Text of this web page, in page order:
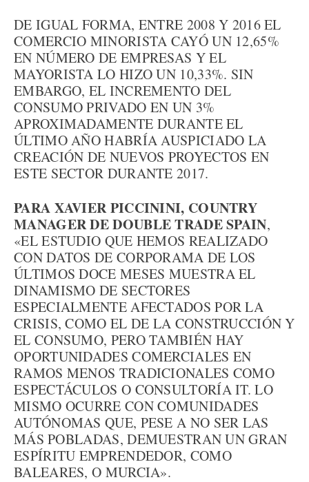
DE IGUAL FORMA, ENTRE 2008 Y 2016 EL
COMERCIO MINORISTA CAYÓ UN 12,65%
EN NÚMERO DE EMPRESAS Y EL
MAYORISTA LO HIZO UN 10,33%. SIN
EMBARGO, EL INCREMENTO DEL
CONSUMO PRIVADO EN UN 3%
APROXIMADAMENTE DURANTE EL
ÚLTIMO AÑO HABRÍA AUSPICIADO LA
CREACIÓN DE NUEVOS PROYECTOS EN
ESTE SECTOR DURANTE 2017.
PARA XAVIER PICCININI, COUNTRY
MANAGER DE DOUBLE TRADE SPAIN,
«EL ESTUDIO QUE HEMOS REALIZADO
CON DATOS DE CORPORAMA DE LOS
ÚLTIMOS DOCE MESES MUESTRA EL
DINAMISMO DE SECTORES
ESPECIALMENTE AFECTADOS POR LA
CRISIS, COMO EL DE LA CONSTRUCCIÓN Y
EL CONSUMO, PERO TAMBIÉN HAY
OPORTUNIDADES COMERCIALES EN
RAMOS MENOS TRADICIONALES COMO
ESPECTÁCULOS O CONSULTORÍA IT. LO
MISMO OCURRE CON COMUNIDADES
AUTÓNOMAS QUE, PESE A NO SER LAS
MÁS POBLADAS, DEMUESTRAN UN GRAN
ESPÍRITU EMPRENDEDOR, COMO
BALEARES, O MURCIA».